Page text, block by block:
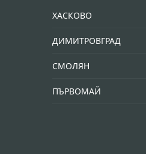
ХАСКОВО
ДИМИТРОВГРАД
СМОЛЯН
ПЪРВОМАЙ